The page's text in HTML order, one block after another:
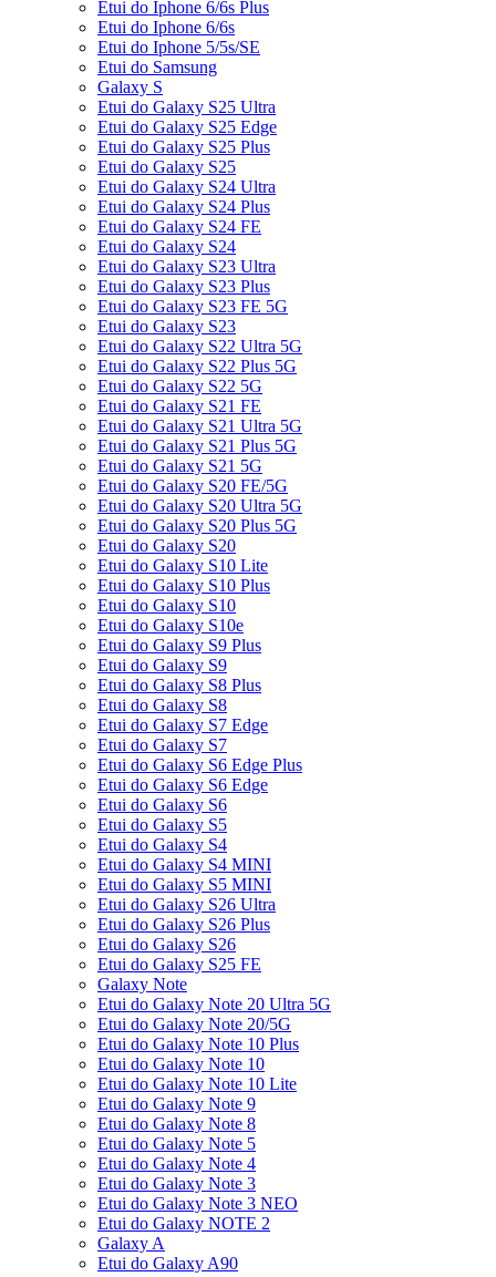
Etui do Iphone 6/6s Plus
Etui do Iphone 6/6s
Etui do Iphone 5/5s/SE
Etui do Samsung
Galaxy S
Etui do Galaxy S25 Ultra
Etui do Galaxy S25 Edge
Etui do Galaxy S25 Plus
Etui do Galaxy S25
Etui do Galaxy S24 Ultra
Etui do Galaxy S24 Plus
Etui do Galaxy S24 FE
Etui do Galaxy S24
Etui do Galaxy S23 Ultra
Etui do Galaxy S23 Plus
Etui do Galaxy S23 FE 5G
Etui do Galaxy S23
Etui do Galaxy S22 Ultra 5G
Etui do Galaxy S22 Plus 5G
Etui do Galaxy S22 5G
Etui do Galaxy S21 FE
Etui do Galaxy S21 Ultra 5G
Etui do Galaxy S21 Plus 5G
Etui do Galaxy S21 5G
Etui do Galaxy S20 FE/5G
Etui do Galaxy S20 Ultra 5G
Etui do Galaxy S20 Plus 5G
Etui do Galaxy S20
Etui do Galaxy S10 Lite
Etui do Galaxy S10 Plus
Etui do Galaxy S10
Etui do Galaxy S10e
Etui do Galaxy S9 Plus
Etui do Galaxy S9
Etui do Galaxy S8 Plus
Etui do Galaxy S8
Etui do Galaxy S7 Edge
Etui do Galaxy S7
Etui do Galaxy S6 Edge Plus
Etui do Galaxy S6 Edge
Etui do Galaxy S6
Etui do Galaxy S5
Etui do Galaxy S4
Etui do Galaxy S4 MINI
Etui do Galaxy S5 MINI
Etui do Galaxy S26 Ultra
Etui do Galaxy S26 Plus
Etui do Galaxy S26
Etui do Galaxy S25 FE
Galaxy Note
Etui do Galaxy Note 20 Ultra 5G
Etui do Galaxy Note 20/5G
Etui do Galaxy Note 10 Plus
Etui do Galaxy Note 10
Etui do Galaxy Note 10 Lite
Etui do Galaxy Note 9
Etui do Galaxy Note 8
Etui do Galaxy Note 5
Etui do Galaxy Note 4
Etui do Galaxy Note 3
Etui do Galaxy Note 3 NEO
Etui do Galaxy NOTE 2
Galaxy A
Etui do Galaxy A90